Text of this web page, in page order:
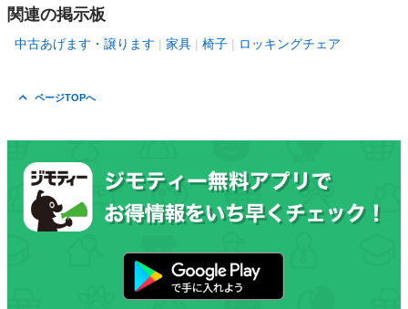
関連の掲示板
中古あげます・譲ります 家具 椅子 ロッキングチェア
ページTOPへ